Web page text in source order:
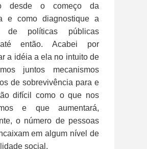
desde o começo da
e como diagnostique a
de políticas públicas
então. Acabei por
a idéia a ela no intuito de
juntos mecanismos
de sobrevivência para e
difícil como o que nos
e que aumentará,
o número de pessoas
em algum nível de
social.